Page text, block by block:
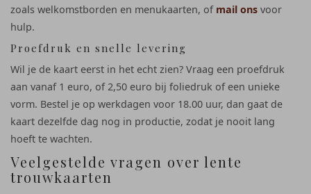
zoals welkomstborden en menukaarten, of mail ons voor
hulp.
Proefdruk en snelle levering
Wil je de kaart eerst in het echt zien? Vraag een proefdruk
aan vanaf 1 euro, of 2,50 euro bij foliedruk of een unieke
vorm. Bestel je op werkdagen voor 18.00 uur, dan gaat de
kaart dezelfde dag nog in productie, zodat je nooit lang
hoeft te wachten.
Veelgestelde vragen over lente
trouwkaarten